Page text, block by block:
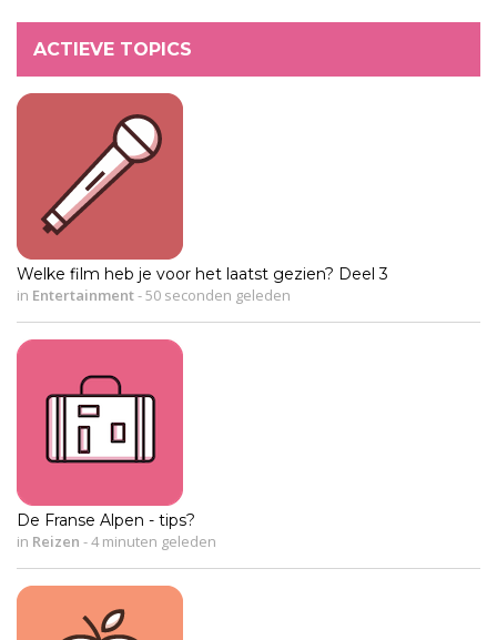
ACTIEVE TOPICS
Welke film heb je voor het laatst gezien? Deel 3
in Entertainment-50 seconden geleden
De Franse Alpen - tips?
in Reizen -4 minuten geleden